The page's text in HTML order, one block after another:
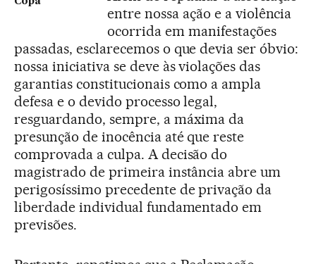
entre nossa ação e a violência
ocorrida em manifestações
passadas, esclarecemos o que devia ser óbvio:
nossa iniciativa se deve às violações das
garantias constitucionais como a ampla
defesa e o devido processo legal,
resguardando, sempre, a máxima da
presunção de inocência até que reste
comprovada a culpa. A decisão do
magistrado de primeira instância abre um
perigosíssimo precedente de privação da
liberdade individual fundamentado em
previsões.